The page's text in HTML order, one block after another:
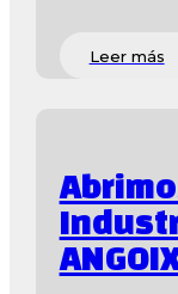
Leer más